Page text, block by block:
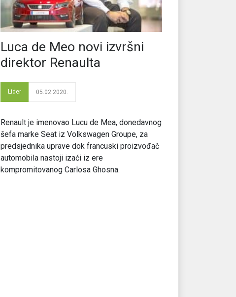
Luca de Meo novi izvršni
direktor Renaulta
Lider 05.02.2020.
Renault je imenovao Lucu de Mea, donedavnog
šefa marke Seat iz Volkswagen Groupe, za
predsjednika uprave dok francuski proizvođač
automobila nastoji izaći iz ere
kompromitovanog Carlosa Ghosna.